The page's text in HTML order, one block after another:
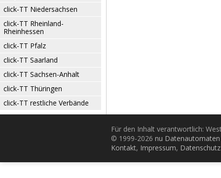
click-TT Niedersachsen
click-TT Rheinland-
Rheinhessen
click-TT Pfalz
click-TT Saarland
click-TT Sachsen-Anhalt
click-TT Thüringen
click-TT restliche Verbände
Für den Inhalt verantwortlich:
© 1999-2026 nu
Kontakt, Impressum, Datenschutz